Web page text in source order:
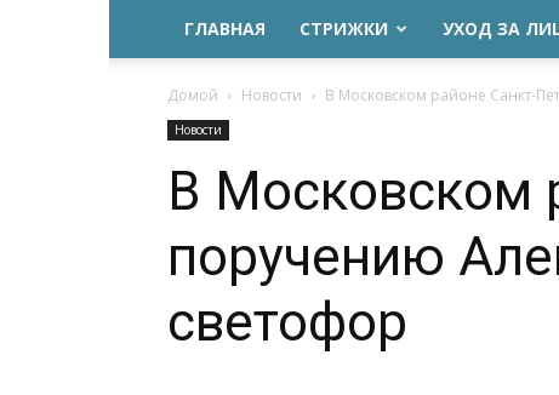
ГЛАВНАЯ СТРИЖКИ УХОД ЗА
Домой Новости В Московском районе Санкт-
Новости
В Московском
поручению
светофор